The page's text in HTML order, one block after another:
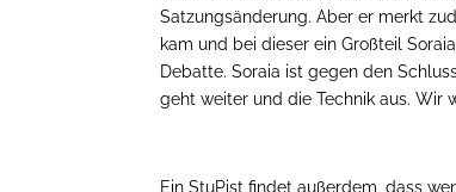
Satzungsänderung. Aber er merkt
kam und bei dieser ein Großteil
Debatte. Soraia ist gegen den
geht weiter und die Technik aus. Wir
Ein StuPist findet außerdem, dass